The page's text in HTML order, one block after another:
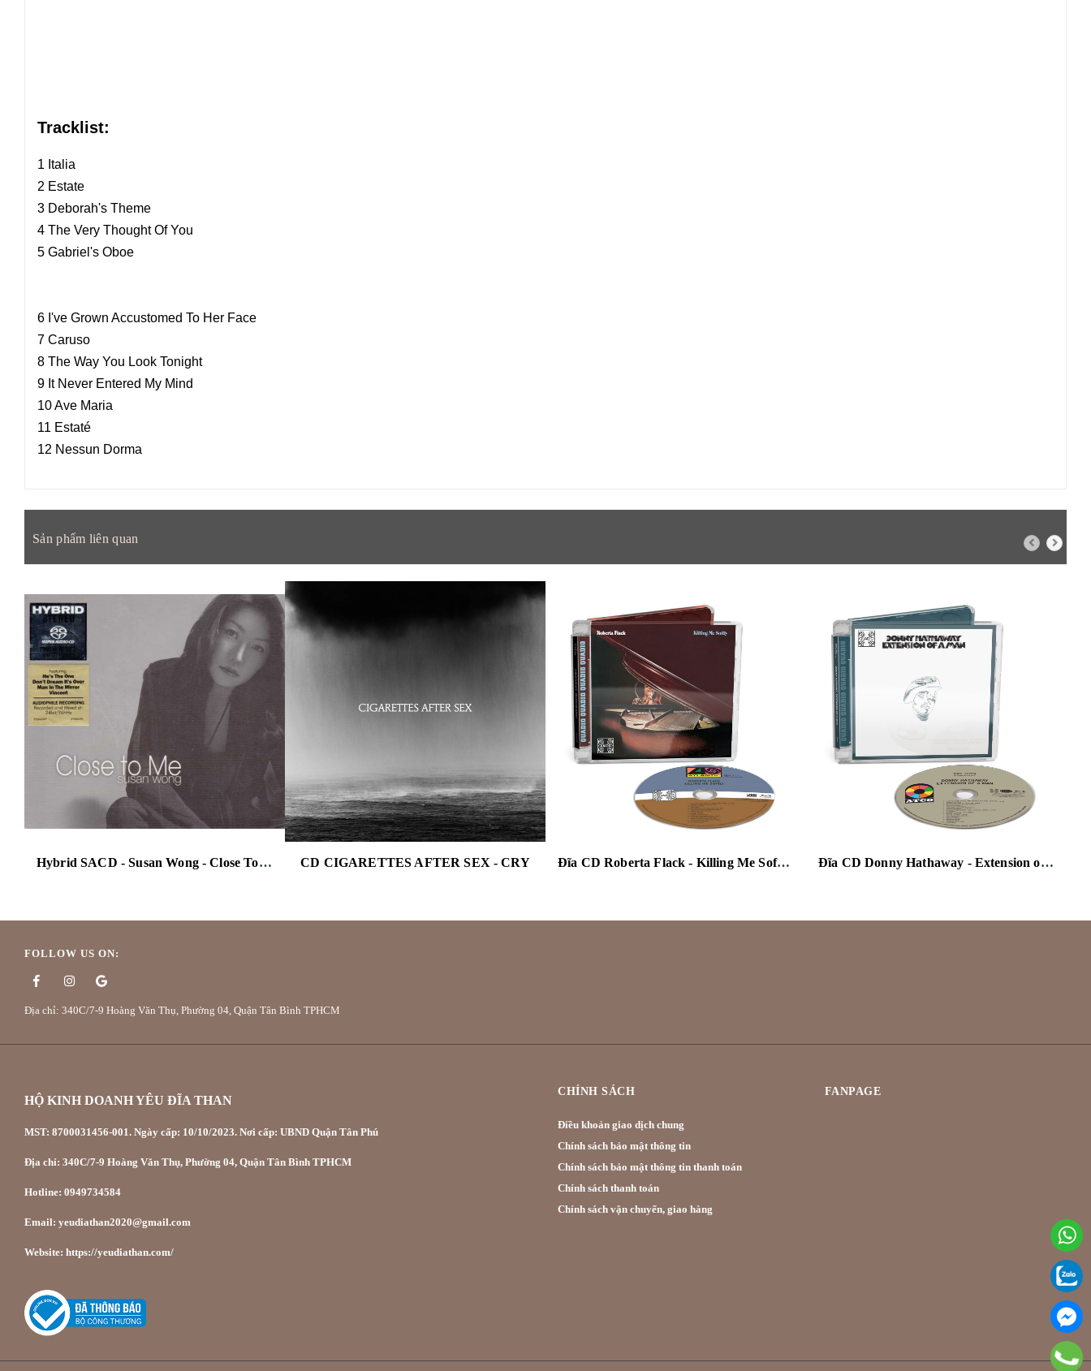
Tracklist:
1 Italia
2 Estate
3 Deborah's Theme
4 The Very Thought Of You
5 Gabriel's Oboe
6 I've Grown Accustomed To Her Face
7 Caruso
8 The Way You Look Tonight
9 It Never Entered My Mind
10 Ave Maria
11 Estaté
12 Nessun Dorma
Sản phẩm liên quan
Hybrid SACD - Susan Wong - Close To Me CD CIGARETTES AFTER SEX - CRY Đĩa CD Roberta Flack - Killing Me Softly (Quadio) Blu-Ray Đĩa CD Donny Hathaway - Extension of a Man (Quadio) Blu-Ray
FOLLOW US ON:
Địa chỉ: 340C/7-9 Hoàng Văn Thụ, Phường 04, Quận Tân Bình TPHCM
HỘ KINH DOANH YÊU ĐĨA THAN
MST: 8700031456-001. Ngày cấp: 10/10/2023. Nơi cấp: UBND Quận Tân Phú
Địa chỉ: 340C/7-9 Hoàng Văn Thụ, Phường 04, Quận Tân Bình TPHCM
Hotline: 0949734584
Email: yeudiathan2020@gmail.com
Website: https://yeudiathan.com/
CHÍNH SÁCH
Điều khoản giao dịch chung
Chính sách bảo mật thông tin
Chính sách bảo mật thông tin thanh toán
Chính sách thanh toán
Chính sách vận chuyển, giao hàng
FANPAGE